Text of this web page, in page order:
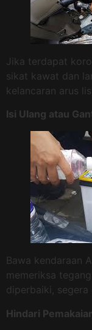
Jika terdapat
sikat kawat dan
kelancaran arus
Isi Ulang atau
Bawa kendaraan
memeriksa
diperbaiki,
Hindari